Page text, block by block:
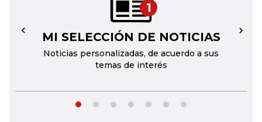
1
MI SELECCIÓN DE NOTICIAS
Noticias personalizadas, de acuerdo a sus
temas de interés
← →